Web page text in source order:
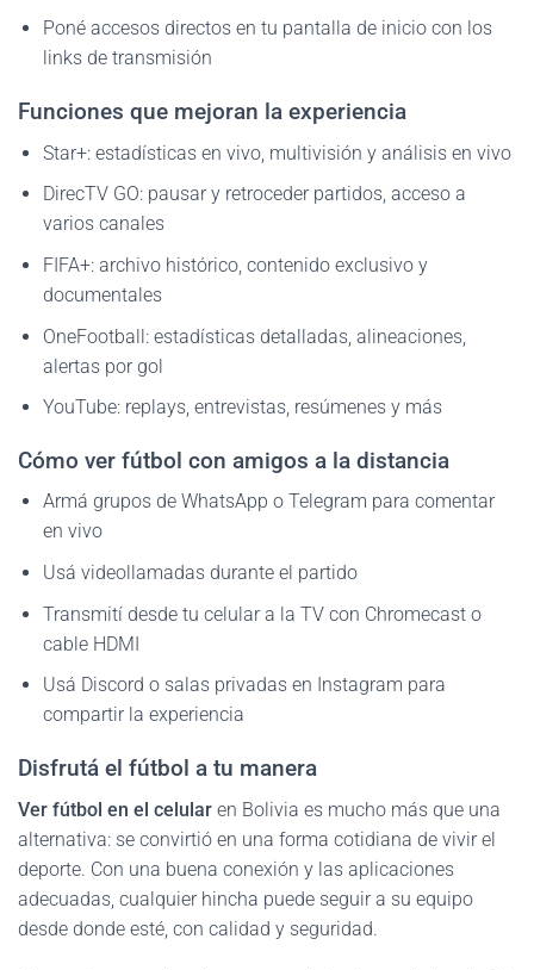
Poné accesos directos en tu pantalla de inicio con los
links de transmisión
Funciones que mejoran la experiencia
Star+: estadísticas en vivo, multivisión y análisis en vivo
DirecTV GO: pausar y retroceder partidos, acceso a
varios canales
FIFA+: archivo histórico, contenido exclusivo y
documentales
OneFootball: estadísticas detalladas, alineaciones,
alertas por gol
YouTube: replays, entrevistas, resúmenes y más
Cómo ver fútbol con amigos a la distancia
Armá grupos de WhatsApp o Telegram para comentar
en vivo
Usá videollamadas durante el partido
Transmití desde tu celular a la TV con Chromecast o
cable HDMI
Usá Discord o salas privadas en Instagram para
compartir la experiencia
Disfrutá el fútbol a tu manera
Ver fútbol en el celular en Bolivia es mucho más que una
alternativa: se convirtió en una forma cotidiana de vivir el
deporte. Con una buena conexión y las aplicaciones
adecuadas, cualquier hincha puede seguir a su equipo
desde donde esté, con calidad y seguridad.